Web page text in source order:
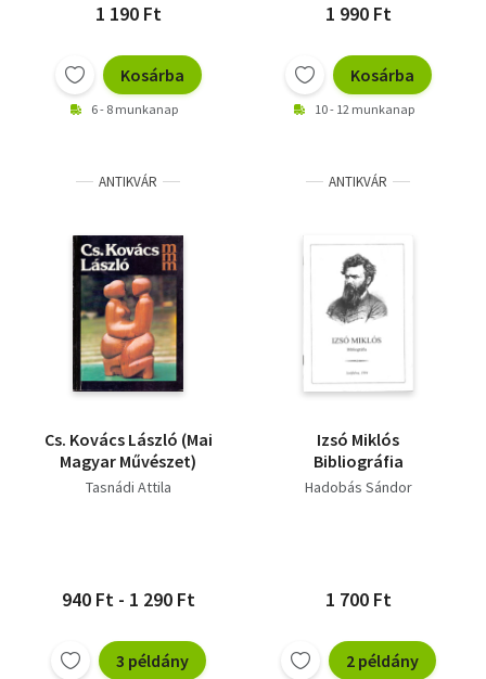
1 190 Ft
Kosárba
6 - 8 munkanap
1 990 Ft
Kosárba
10 - 12 munkanap
ANTIKVÁR
Cs. Kovács László (Mai
Magyar Művészet)
Tasnádi Attila
940 Ft - 1 290 Ft
3 példány
ANTIKVÁR
Izsó Miklós
Bibliográfia
Hadobás Sándor
1 700 Ft
2 példány